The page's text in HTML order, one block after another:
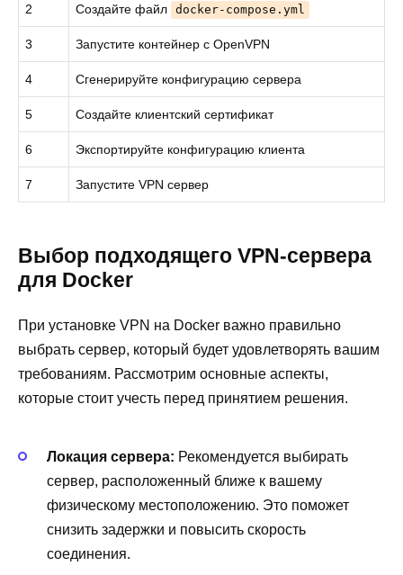
2 Создайте файл docker-compose.yml
3 Запустите контейнер с OpenVPN
4 Сгенерируйте конфигурацию сервера
5 Создайте клиентский сертификат
6 Экспортируйте конфигурацию клиента
7 Запустите VPN сервер
Выбор подходящего VPN-сервера
для Docker
При установке VPN на Docker важно правильно
выбрать сервер, который будет удовлетворять вашим
требованиям. Рассмотрим основные аспекты,
которые стоит учесть перед принятием решения.
Локация сервера: Рекомендуется выбирать
сервер, расположенный ближе к вашему
физическому местоположению. Это поможет
снизить задержки и повысить скорость
соединения.